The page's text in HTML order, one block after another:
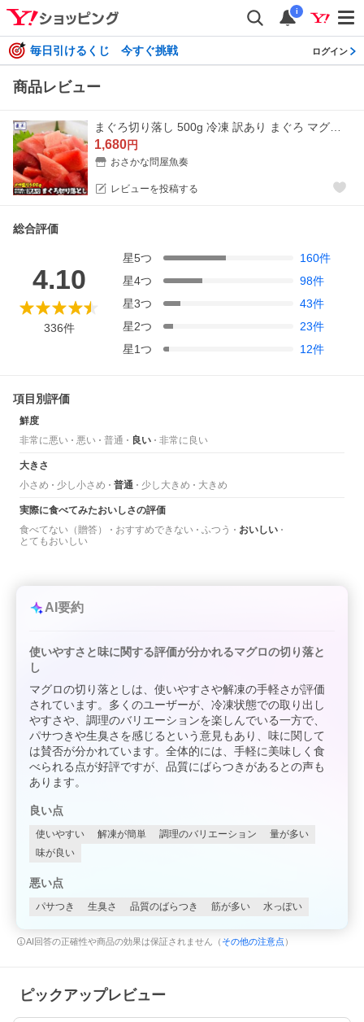
i
毎日引けるくじ 今すぐ挑戦 ログイン
商品レビュー
1,680円
おさかな問屋魚奏
レビューを投稿する
総合評価
4.10
336件
星5つ 160件
星4つ 98件
星3つ 43件
星2つ 23件
星1つ 12件
項目別評価
鮮度
非常に悪い
悪い 普通 良い 非常に良い
大きさ
小さめ
少し小さめ 普通 少し大きめ 大きめ
実際に食べてみたおいしさの評価
食べてない（贈答）
おすすめできない ふつう
おいしい
とてもおいしい
AI要約
使いやすさと味に関する評価が分かれるマグロの切り落と
し
マグロの切り落としは、使いやすさや解凍の手軽さが評価
されています。多くのユーザーが、冷凍状態での取り出し
やすさや、調理のバリエーションを楽しんでいる一方で、
パサつきや生臭さを感じるという意見もあり、味に関して
は賛否が分かれています。全体的には、手軽に美味しく食
べられる点が好評ですが、品質にばらつきがあるとの声も
あります。
良い点
使いやすい 解凍が簡単 調理のバリエーション
量が多い
味が良い
悪い点
パサつき 生臭さ 品質のばらつき 筋が多い 水っぽい
AI回答の正確性や商品の効果は保証されません（ その他の注意点 ）
ピックアップレビュー